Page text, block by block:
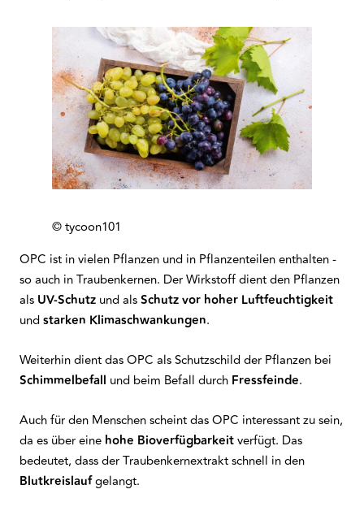
© tycoon101
OPC ist in vielen Pflanzen und in Pflanzenteilen enthalten -
so auch in Traubenkernen. Der Wirkstoff dient den Pflanzen
als UV-Schutz und alsSchutz vor hoher Luftfeuchtigkeit
undstarken Klimaschwankungen.
Weiterhin dient das OPC als Schutzschild der Pflanzen bei
Schimmelbefall und beim Befall durch Fressfeinde.
Auch für den Menschen scheint das OPC interessant zu sein,
da es über eine hohe Bioverfügbarkeitverfügt. Das
bedeutet, dass der Traubenkernextrakt schnell in den
Blutkreislaufgelangt.